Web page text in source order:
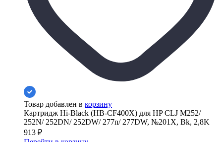
Товар добавлен в корзину
Картридж Hi-Black (HB-CF400X) для HP CLJ M252/
252N/ 252DN/ 252DW/ 277n/ 277DW, №201X, Bk, 2,8K
913 ₽